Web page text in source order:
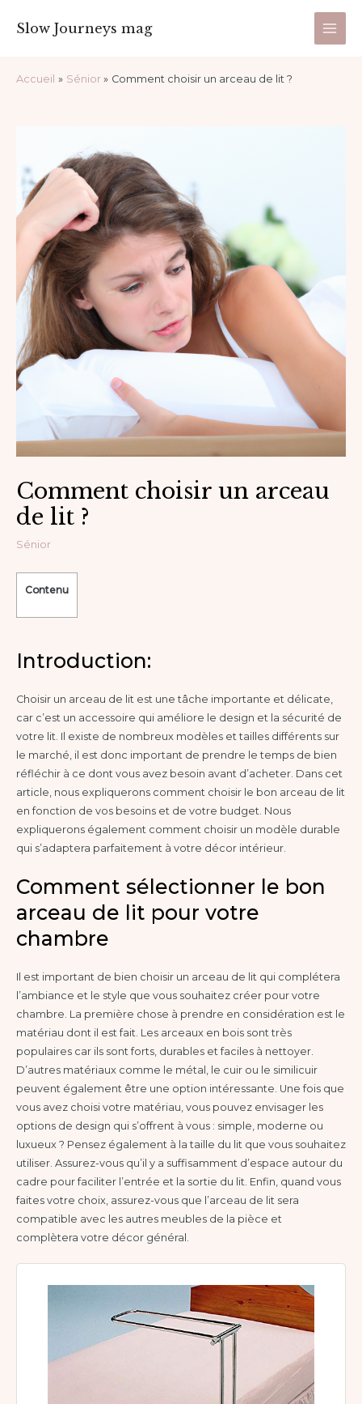
Slow Journeys mag
Main
Accueil Sénior Comment choisir un arceau de lit ?
Comment choisir un arceau
de lit ?
Sénior
Contenu
Introduction:
Choisir un arceau de lit est une tâche importante et délicate,
car c’est un accessoire qui améliore le design et la sécurité de
votre lit. Il existe de nombreux modèles et tailles différents sur
le marché, il est donc important de prendre le temps de bien
réfléchir à ce dont vous avez besoin avant d’acheter. Dans cet
article, nous expliquerons comment choisir le bon arceau de lit
en fonction de vos besoins et de votre budget. Nous
expliquerons également comment choisir un modèle durable
qui s’adaptera parfaitement à votre décor intérieur.
Comment sélectionner le bon
arceau de lit pour votre
chambre
Il est important de bien choisir un arceau de lit qui complétera
l’ambiance et le style que vous souhaitez créer pour votre
chambre. La première chose à prendre en considération est le
matériau dont il est fait. Les arceaux en bois sont très
populaires car ils sont forts, durables et faciles à nettoyer.
D’autres matériaux comme le métal, le cuir ou le similicuir
peuvent également être une option intéressante. Une fois que
vous avez choisi votre matériau, vous pouvez envisager les
options de design qui s’offrent à vous : simple, moderne ou
luxueux ? Pensez également à la taille du lit que vous souhaitez
utiliser. Assurez-vous qu’il y a suffisamment d’espace autour du
cadre pour faciliter l’entrée et la sortie du lit. Enfin, quand vous
faites votre choix, assurez-vous que l’arceau de lit sera
compatible avec les autres meubles de la pièce et
complètera votre décor général.
des